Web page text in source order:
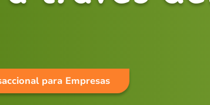
para Empresas